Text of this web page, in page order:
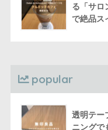
る「サロ
で絶品ス
popular
透明テー
ニングで